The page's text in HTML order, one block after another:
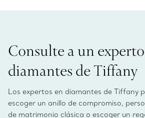
Consulte a un
diamantes de Tiffany
Los expertos en diamantes de Tiffany
escoger un anillo de compromiso,
de matrimonio clásica o escoger un